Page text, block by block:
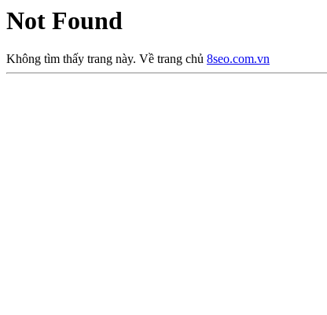
Not Found
Không tìm thấy trang này. Về trang chủ 8seo.com.vn